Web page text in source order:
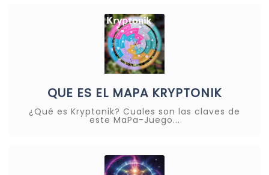
QUE ES EL MAPA KRYPTONIK
¿Qué es Kryptonik? Cuales son las claves de
este MaPa-Juego...